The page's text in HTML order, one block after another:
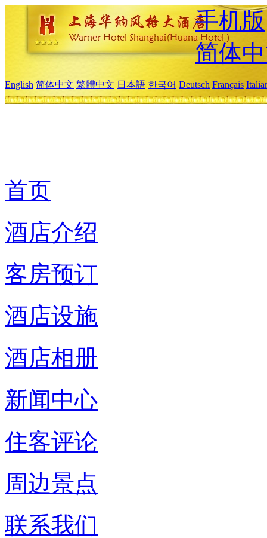
手机版
简体
English 简体中文 繁體中文 日本語 한국어 Deutsch Français
首页
酒店介绍
客房预订
酒店设施
酒店相册
新闻中心
住客评论
周边景点
联系我们